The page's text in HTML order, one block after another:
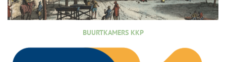
BUURTKAMERS KKP